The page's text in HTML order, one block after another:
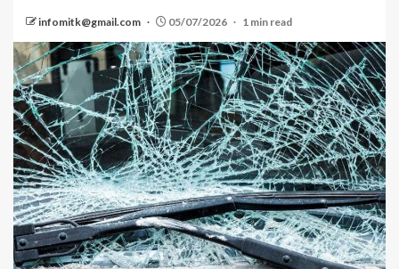
infomitk@gmail.com 05/07/2026 1 min read